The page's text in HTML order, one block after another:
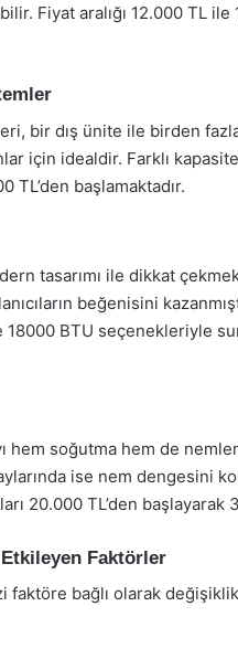
Fiyat aralığı 12.000 TL
bir dış ünite ile birden
için idealdir. Farklı
TL’den başlamaktadır.
tasarımı ile dikkat
beğenisini
18000 BTU seçenekleriyle
hem soğutma hem de
ise nem dengesini
20.000 TL’den başlayarak
Faktörler
faktöre bağlı olarak